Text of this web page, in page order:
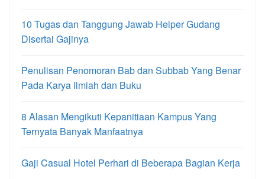
10 Tugas dan Tanggung Jawab Helper Gudang
Disertai Gajinya
Penulisan Penomoran Bab dan Subbab Yang Benar
Pada Karya Ilmiah dan Buku
8 Alasan Mengikuti Kepanitiaan Kampus Yang
Ternyata Banyak Manfaatnya
Gaji Casual Hotel Perhari di Beberapa Bagian Kerja